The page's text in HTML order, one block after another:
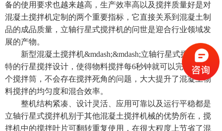
备的使用要求也越来越高，生产效率高以及搅拌质量好是对
混凝土搅拌机定制的两个重要指标，它直接关系到混凝土制
品的成品质量，立轴行星式搅拌机的问世是迎合行业领域发
展的产物。
新型混凝土搅拌机&mdash;&mdash;立轴行星式搅拌机独
特的行星搅拌设计，使得物料搅拌每6秒钟就可以完全覆盖整
个搅拌筒，不会存在搅拌死角的问题，大大提升了混凝土物
料搅拌的均匀度和混合效率。
整机结构紧凑、设计灵活、应用可靠以及运行平稳都是
立轴行星式搅拌机别于其他混凝土搅拌机械的优势所在，搅
拌机中的搅拌叶片可翻转重复使用，在很大程度上节省了混